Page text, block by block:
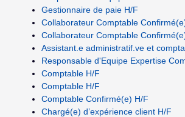
Gestionnaire de paie H/F
Collaborateur Comptable
Collaborateur Comptable
Assistant.e administratif.ve et
Responsable d'Equipe Expertise
Comptable H/F
Comptable H/F
Comptable Confirmé(e) H/F
Chargé(e) d’expérience client H/F